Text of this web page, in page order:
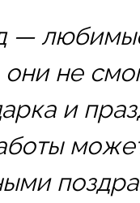
—
не
и